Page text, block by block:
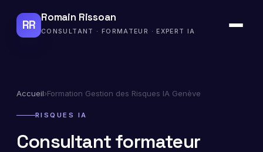
RR
Romain Rissoan
CONSULTANT · FORMATEUR · EXPERT IA
Accueil›Formation Gestion des Risques IA Genève
RISQUES IA
Consultant formateur